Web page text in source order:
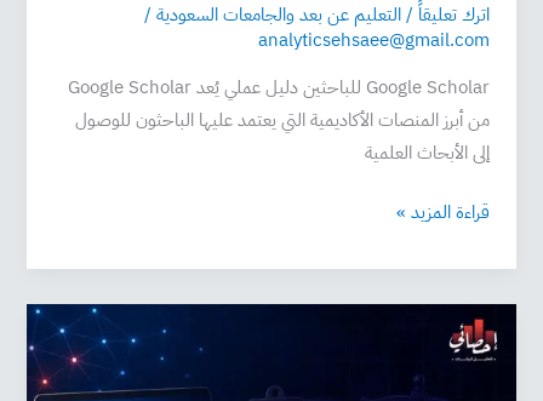
اترك تعليقاً /التعليم عن بعد والجامعات السعودية /
analyticsehsaee@gmail.com
Google Scholar للباحثين دليل عملي يُعد Google Scholar
من أبرز المنصات الأكاديمية التي يعتمد عليها الباحثون للوصول
إلى الأبحاث العلمية
قراءة المزيد »
استخدام
الذكاء
الاصطناعي